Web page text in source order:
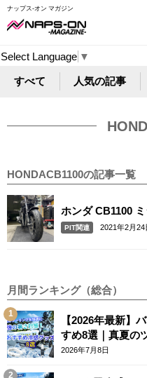
ナップス-オン マガジン
Select Language ▼
すべて 人気の記事
HONDACB1100の記事一覧
ホンダ CB1100
PIT関連 2021年2月24
月間ランキング（総合）
【2026年最新】
すめ8選｜真夏の
テム
2026年7月8日